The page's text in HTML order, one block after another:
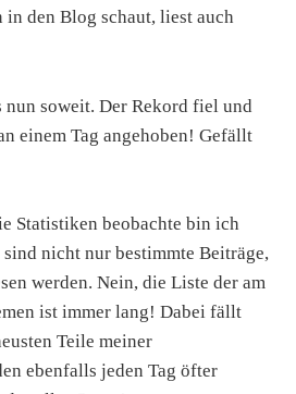
in den Blog schaut, liest auch
nun soweit. Der Rekord fiel und
einem Tag angehoben! Gefällt
Statistiken beobachte bin ich
nicht nur bestimmte Beiträge,
werden. Nein, die Liste der am
ist immer lang! Dabei fällt
Teile meiner
ebenfalls jeden Tag öfter